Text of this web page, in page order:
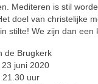
Mediteren is stil
doel van christelijke
stilte! We zijn dan
de Brugkerk
23 juni 2020
21.30 uur